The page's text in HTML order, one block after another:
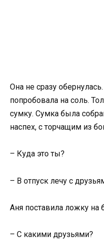
Она не сразу
попробовала на соль.
сумку. Сумка была
наспех, с торчащим из
– Куда это ты?
– В отпуск лечу с
Аня поставила ложку
– С какими друзьями?